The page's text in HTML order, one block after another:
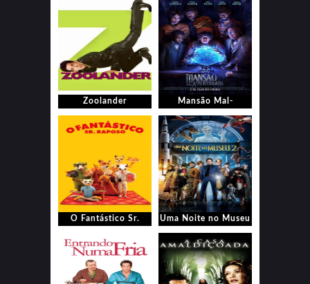
Zoolander
Mansão Mal-
O Fantástico Sr.
Uma Noite no Museu